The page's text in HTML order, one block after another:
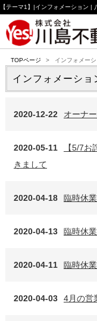
【テーマ1】|インフォメーション |
TOPページ > インフォメー
インフォメーショ
2020-12-22 オーナ
2020-05-11
【5/7
きまして
2020-04-18 臨時休
2020-04-13 臨時休
2020-04-11 臨時休
2020-04-03 4月の営